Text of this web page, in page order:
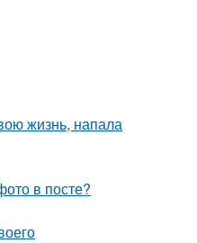
жизнь, напала
в посте?